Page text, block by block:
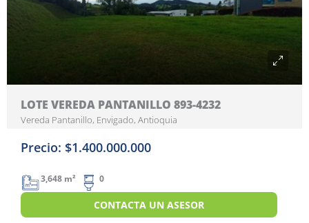
LOTE VEREDA PANTANILLO 893-4232
Vereda Pantanillo, Envigado, Antioquia
Precio: $1.400.000.000
3,648 m² 0
CONTACTA UN ASESOR